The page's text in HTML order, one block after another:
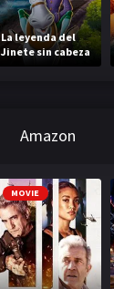
La leyenda del
Jinete sin cabeza
Amazon
MOVIE